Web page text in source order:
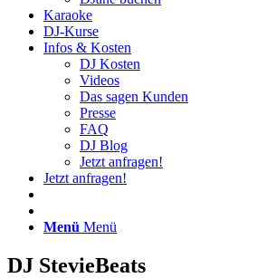
Karaoke
DJ-Kurse
Infos & Kosten
DJ Kosten
Videos
Das sagen Kunden
Presse
FAQ
DJ Blog
Jetzt anfragen!
Jetzt anfragen!
Menü Menü
DJ StevieBeats